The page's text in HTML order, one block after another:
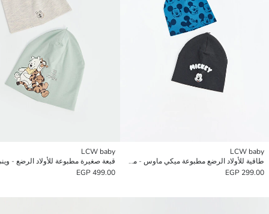
LCW baby
طاقية للأولاد الرضع مطبوعة ميكي ماوس - مجموعتين
299.00 EGP
LCW baby
499.00 EGP